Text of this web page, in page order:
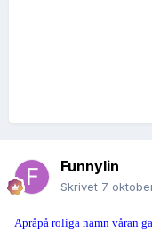
Funnylin
Skrivet 7
Apråpå roliga namn våran